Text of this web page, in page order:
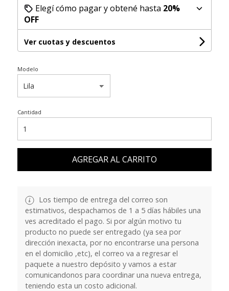
Elegí cómo pagar y obtené hasta 20%
OFF
Ver cuotas y descuentos
Modelo
Cantidad
AGREGAR AL CARRITO
Los tiempo de entrega del correo son
estimativos, despachamos de 1 a 5 días hábiles una
ves acreditado el pago. Si por algún motivo tu
producto no puede ser entregado (ya sea por
dirección inexacta, por no encontrarse una persona
en el domicilio ,etc), el correo va a regresar el
paquete a nuestro depósito y vamos a estar
comunicandonos para coordinar una nueva entrega,
teniendo esta un costo adicional.